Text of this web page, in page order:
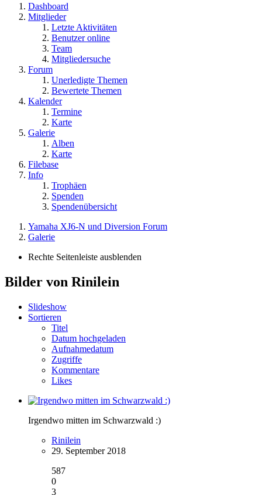
Dashboard
Mitglieder
Letzte Aktivitäten
Benutzer online
Team
Mitgliedersuche
Forum
Unerledigte Themen
Bewertete Themen
Kalender
Termine
Karte
Galerie
Alben
Karte
Filebase
Info
Trophäen
Spenden
Spendenübersicht
Yamaha XJ6-N und Diversion Forum
Galerie
Rechte Seitenleiste ausblenden
Bilder von Rinilein
Slideshow
Sortieren
Titel
Datum hochgeladen
Aufnahmedatum
Zugriffe
Kommentare
Likes
Irgendwo mitten im Schwarzwald :)
Rinilein
29. September 2018
587
0
3